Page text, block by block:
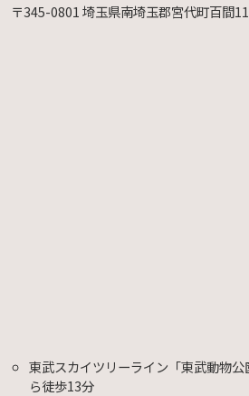
～
〒345-0801 埼玉県南埼玉郡宮代町百間
東武スカイツリーライン「東武動物
ら徒歩13分